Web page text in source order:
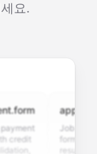
요.
Job
form with
resume